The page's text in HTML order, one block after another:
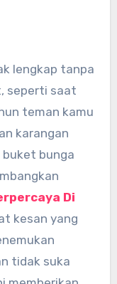
lengkap tanpa
seperti saat
teman kamu
karangan
bunga
Di
kesan yang
tidak suka